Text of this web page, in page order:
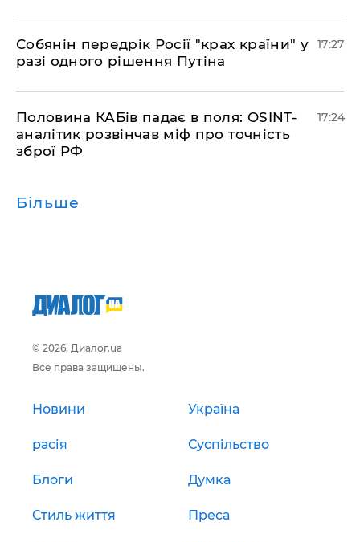
​Собянін передрік Росії "крах країни" у
разі одного рішення Путіна
17:27
​Половина КАБів падає в поля: OSINT-
аналітик розвінчав міф про точність
зброї РФ
17:24
Більше
© 2026, Диалог.ua
Все права защищены.
Новини Україна
расія Суспільство
Блоги Думка
Стиль життя Преса